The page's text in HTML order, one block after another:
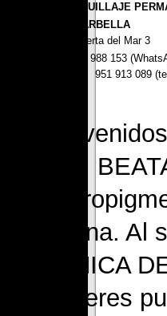
en Málaga y MAQUILLAJE
MARBELLA
Avd. De la Puerta del Mar 3
670 988 153
951 913 089
Espana.
CLÍNICA
mujeres